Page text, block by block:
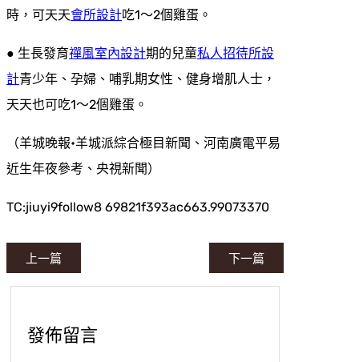
時，可天天會所設計吃1～2個雞蛋。
● 生長發育禪風室內設計期的兒童私人招待所設
計青少年、孕婦、哺乳期女性、健身增肌人士，
天天也可吃1～2個雞蛋。
（羊城晚報•羊城派綜合極目新聞、河南廣電平易
近生年夜參考、央視新聞）
TC:jiuyi9follow8 69821f393ac663.99073370
上一篇 下一篇
發佈留言